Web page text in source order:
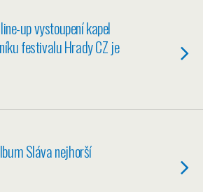
up vystoupení kapel
festivalu Hrady CZ je
Sláva nejhorší